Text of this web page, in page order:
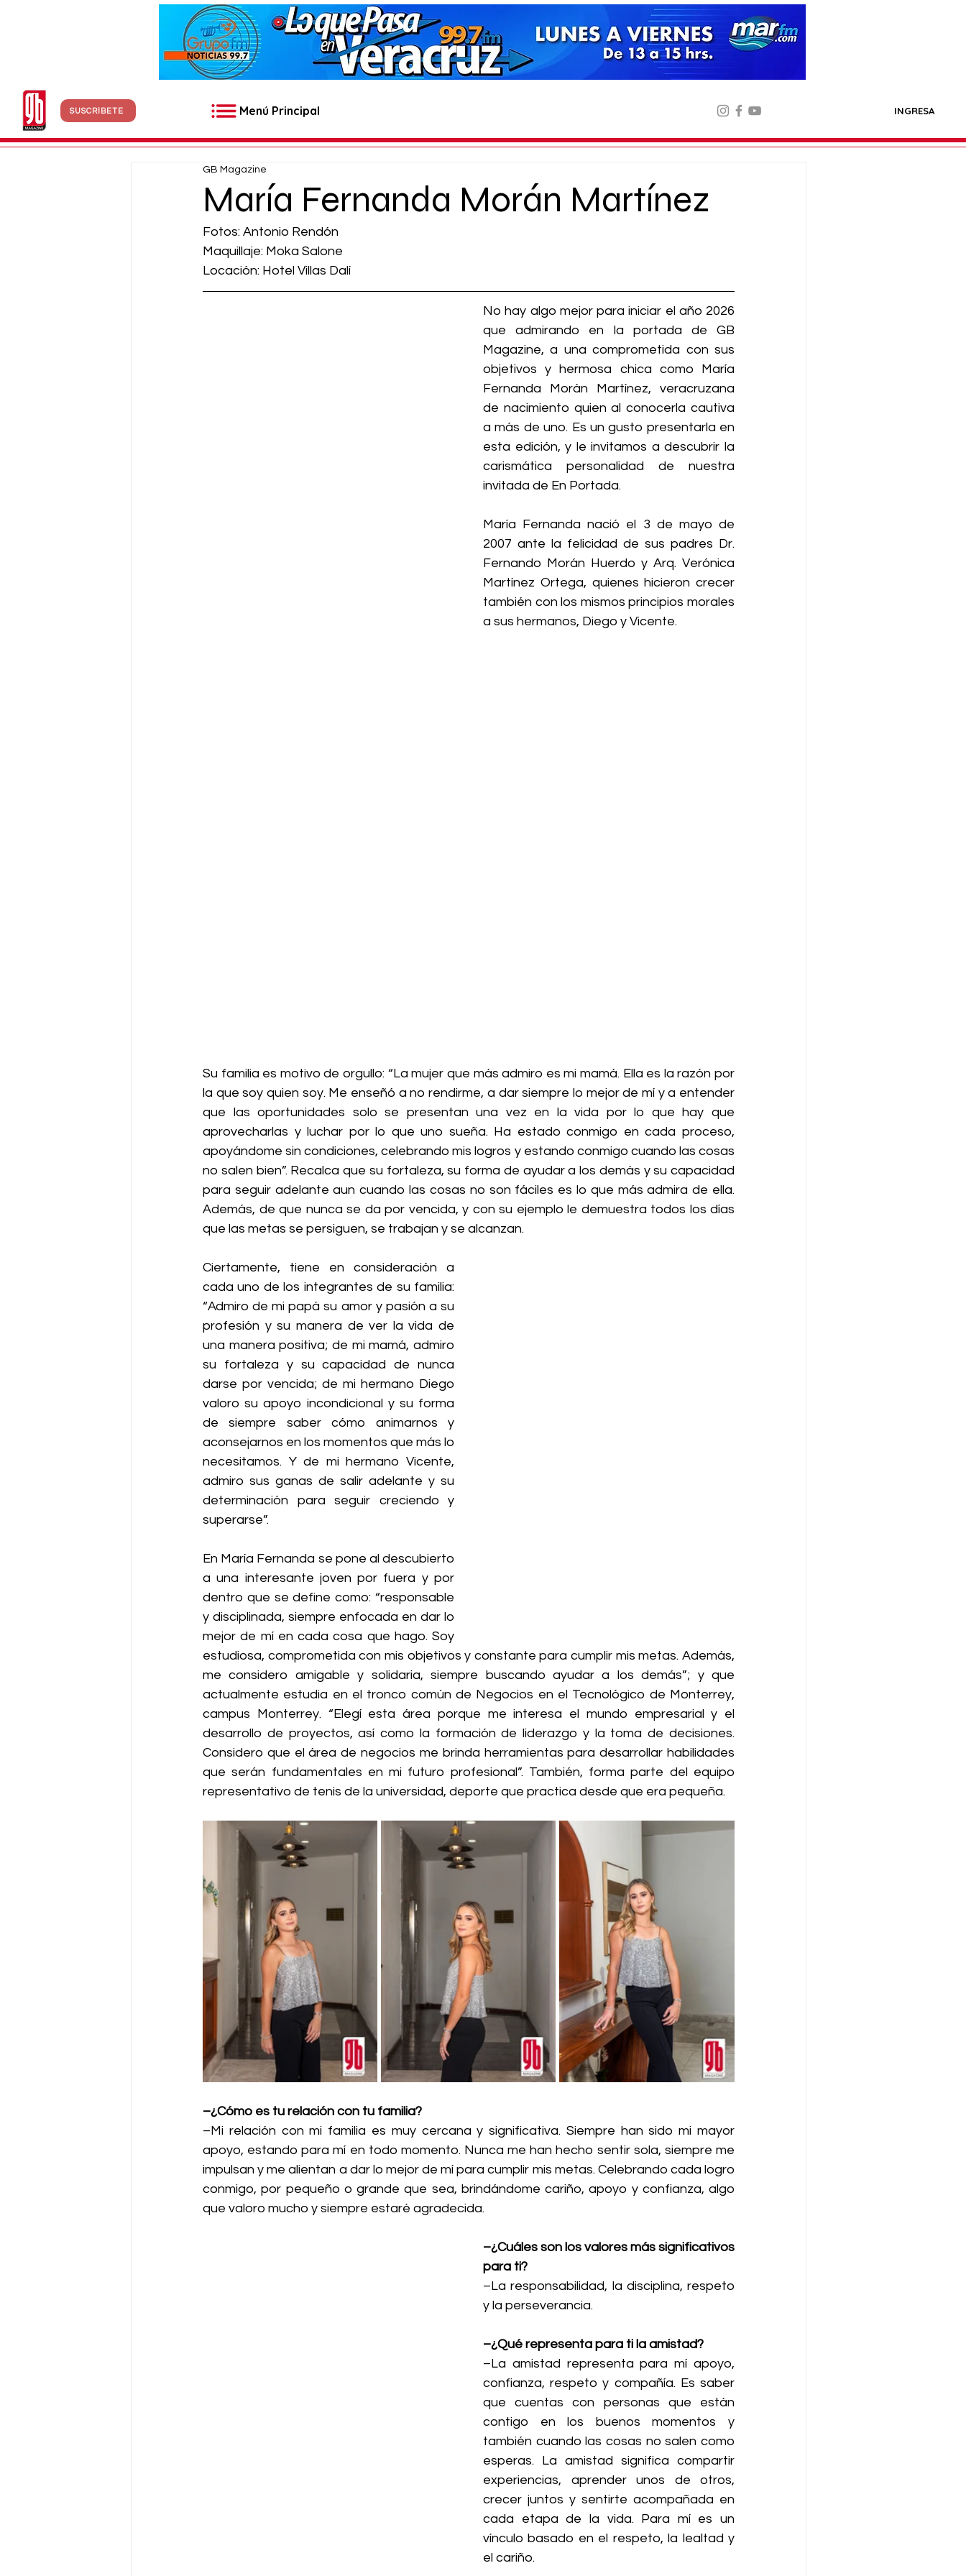
SUSCRÍBETE Menú Principal INGRESA
María Fernanda Morán Martínez
GB Magazine
Fotos: Antonio Rendón
Maquillaje: Moka Salone
Locación: Hotel Villas Dalí
No hay algo mejor para iniciar el año 2026
que admirando en la portada de GB
Magazine, a una comprometida con sus
objetivos y hermosa chica como María
Fernanda Morán Martínez, veracruzana
de nacimiento quien al conocerla cautiva
a más de uno. Es un gusto presentarla en
esta edición, y le invitamos a descubrir la
carismática personalidad de nuestra
invitada de En Portada.
María Fernanda nació el 3 de mayo de
2007 ante la felicidad de sus padres Dr.
Fernando Morán Huerdo y Arq. Verónica
Martínez Ortega, quienes hicieron crecer
también con los mismos principios morales
a sus hermanos, Diego y Vicente.
Su familia es motivo de orgullo: “La mujer que más admiro es mi mamá. Ella es la razón por
la que soy quien soy. Me enseñó a no rendirme, a dar siempre lo mejor de mí y a entender
que las oportunidades solo se presentan una vez en la vida por lo que hay que
aprovecharlas y luchar por lo que uno sueña. Ha estado conmigo en cada proceso,
apoyándome sin condiciones, celebrando mis logros y estando conmigo cuando las cosas
no salen bien”. Recalca que su fortaleza, su forma de ayudar a los demás y su capacidad
para seguir adelante aun cuando las cosas no son fáciles es lo que más admira de ella.
Además, de que nunca se da por vencida, y con su ejemplo le demuestra todos los días
que las metas se persiguen, se trabajan y se alcanzan.
Ciertamente, tiene en consideración a
cada uno de los integrantes de su familia:
“Admiro de mi papá su amor y pasión a su
profesión y su manera de ver la vida de
una manera positiva; de mi mamá, admiro
su fortaleza y su capacidad de nunca
darse por vencida; de mi hermano Diego
valoro su apoyo incondicional y su forma
de siempre saber cómo animarnos y
aconsejarnos en los momentos que más lo
necesitamos. Y de mi hermano Vicente,
admiro sus ganas de salir adelante y su
determinación para seguir creciendo y
superarse”.
En María Fernanda se pone al descubierto
a una interesante joven por fuera y por
dentro que se define como: “responsable
y disciplinada, siempre enfocada en dar lo
mejor de mí en cada cosa que hago. Soy
estudiosa, comprometida con mis objetivos y constante para cumplir mis metas. Además,
me considero amigable y solidaria, siempre buscando ayudar a los demás”; y que
actualmente estudia en el tronco común de Negocios en el Tecnológico de Monterrey,
campus Monterrey. “Elegí esta área porque me interesa el mundo empresarial y el
desarrollo de proyectos, así como la formación de liderazgo y la toma de decisiones.
Considero que el área de negocios me brinda herramientas para desarrollar habilidades
que serán fundamentales en mi futuro profesional”. También, forma parte del equipo
representativo de tenis de la universidad, deporte que practica desde que era pequeña.
–¿Cómo es tu relación con tu familia?
–Mi relación con mi familia es muy cercana y significativa. Siempre han sido mi mayor
apoyo, estando para mí en todo momento. Nunca me han hecho sentir sola, siempre me
impulsan y me alientan a dar lo mejor de mí para cumplir mis metas. Celebrando cada logro
conmigo, por pequeño o grande que sea, brindándome cariño, apoyo y confianza, algo
que valoro mucho y siempre estaré agradecida.
–¿Cuáles son los valores más significativos
para ti?
–La responsabilidad, la disciplina, respeto
y la perseverancia.
–¿Qué representa para ti la amistad?
–La amistad representa para mí apoyo,
confianza, respeto y compañía. Es saber
que cuentas con personas que están
contigo en los buenos momentos y
también cuando las cosas no salen como
esperas. La amistad significa compartir
experiencias, aprender unos de otros,
crecer juntos y sentirte acompañada en
cada etapa de la vida. Para mí es un
vínculo basado en el respeto, la lealtad y
el cariño.